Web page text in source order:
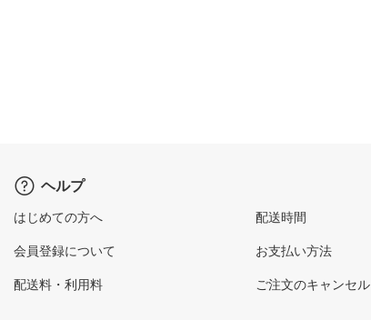
ヘルプ
はじめての方へ
会員登録について
配送料・利用料
配送時間
お支払い方法
ご注文のキャンセル